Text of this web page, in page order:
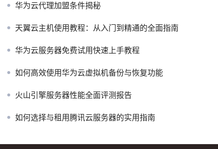
华为云代理加盟条件揭秘
天翼云主机使用教程：从入门到精通的全面指南
华为云服务器免费试用快速上手教程
如何高效使用华为云虚拟机备份与恢复功能
火山引擎服务器性能全面评测报告
如何选择与租用腾讯云服务器的实用指南